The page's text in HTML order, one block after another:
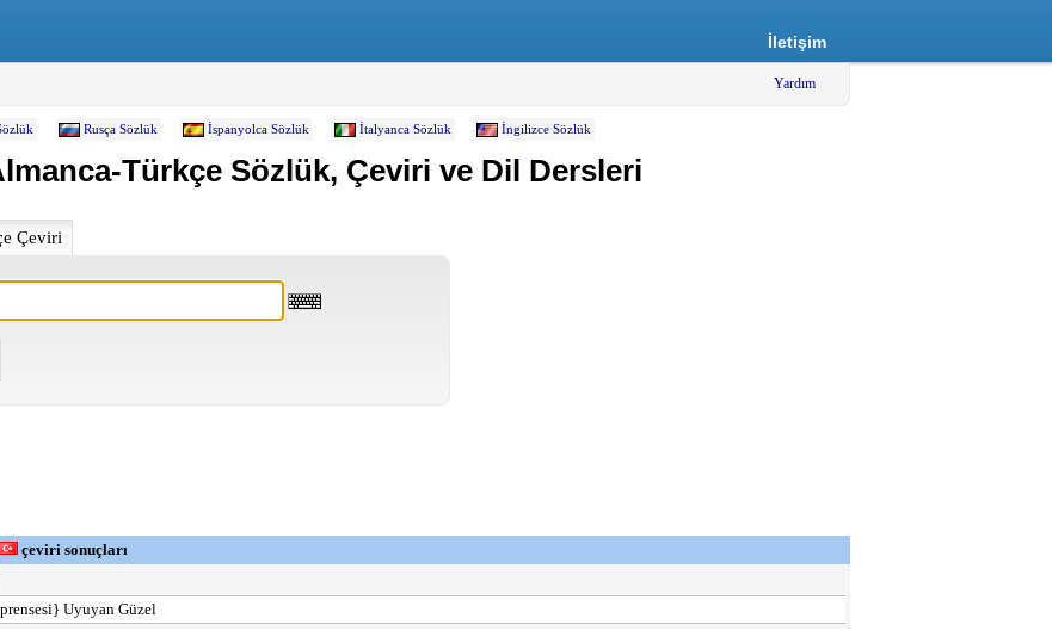
İletişim
Yardım
Rusça Sözlük İspanyolca Sözlük İtalyanca Sözlük İngilizce Sözlük
Türkçe Sözlük, Çeviri ve Dil Dersleri
Çeviri
çeviri sonuçları
Uyuyan Güzel